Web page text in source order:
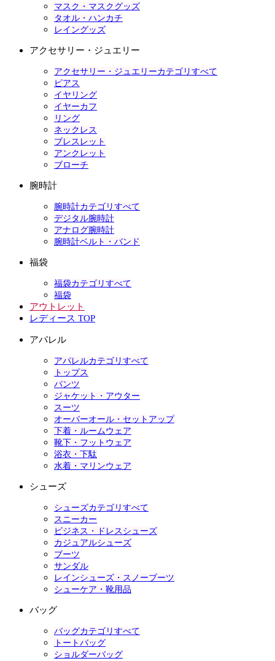
マスク・マスクグッズ
タオル・ハンカチ
レイングッズ
アクセサリー・ジュエリー
アクセサリー・ジュエリーカテゴリすべて
ピアス
イヤリング
イヤーカフ
リング
ネックレス
ブレスレット
アンクレット
ブローチ
腕時計
腕時計カテゴリすべて
デジタル腕時計
アナログ腕時計
腕時計ベルト・バンド
福袋
福袋カテゴリすべて
福袋
アウトレット
レディース TOP
アパレル
アパレルカテゴリすべて
トップス
パンツ
ジャケット・アウター
スーツ
オーバーオール・セットアップ
下着・ルームウェア
靴下・フットウェア
浴衣・下駄
水着・マリンウェア
シューズ
シューズカテゴリすべて
スニーカー
ビジネス・ドレスシューズ
カジュアルシューズ
ブーツ
サンダル
レインシューズ・スノーブーツ
シューケア・靴用品
バッグ
バッグカテゴリすべて
トートバッグ
ショルダーバッグ